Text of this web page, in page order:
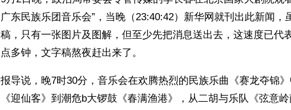
广东民族乐团音乐会”，当晚（23:40:42）新华网就刊出此新闻，
稿，只有一张图片及图解，但至少先把消息送出去，这速度已代
点多钟，文字稿熬夜赶出来了。
报导说，晚7时30分，音乐会在欢腾热烈的民族乐曲《赛龙夺锦
《迎仙客》到潮危b大锣鼓《春满渔港》，从二胡与乐队《弦意